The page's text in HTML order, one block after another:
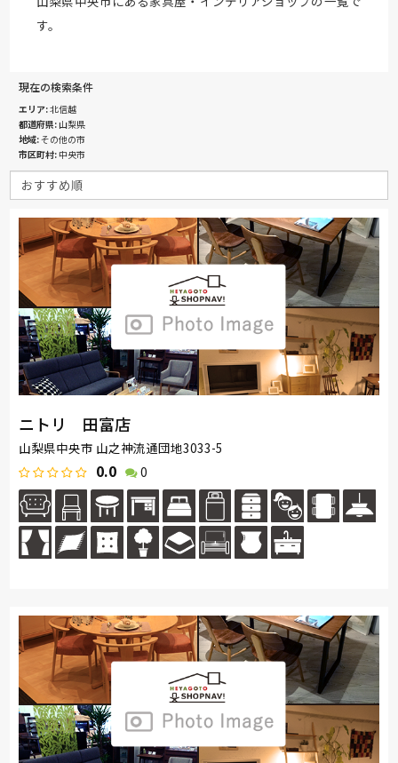
す。
現在の検索条件
エリア 北信越
都道府県 山梨県
地域 その他の市
市区町村 中央市
ニトリ 田富店
山梨県中央市 山之神流通団地3033-5
0.0 0